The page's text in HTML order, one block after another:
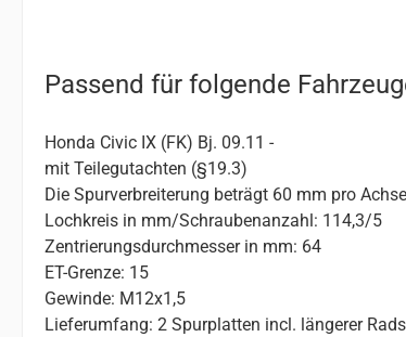
Passend für folgende
Honda Civic IX (FK) Bj. 09.11 -
mit Teilegutachten (§19.3)
Die Spurverbreiterung beträgt 60 mm pro
Lochkreis in mm/Schraubenanzahl: 114,3/5
Zentrierungsdurchmesser in mm: 64
ET-Grenze: 15
Gewinde: M12x1,5
Lieferumfang: 2 Spurplatten incl. längerer